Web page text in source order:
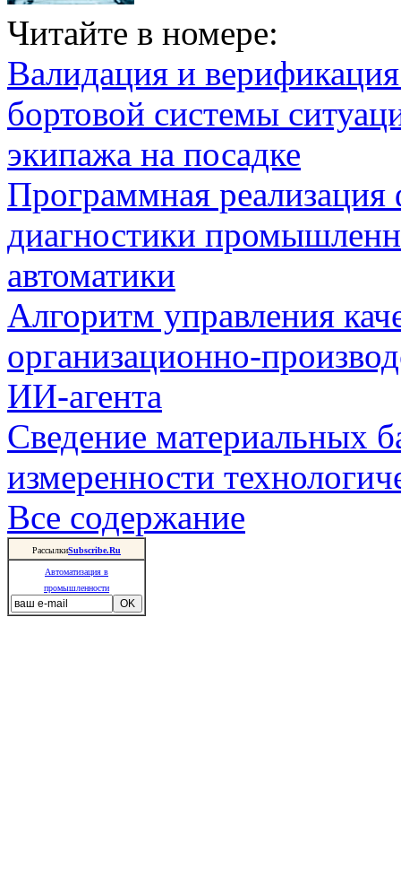
Читайте в номере:
Валидация и
бортовой системы
экипажа на посадке
Программная
диагностики
автоматики
Алгоритм управления
организационно-
ИИ-агента
Сведение материальных
измеренности
Все содержание
РассылкиSubscribe.Ru
Автоматизация в
промышленности